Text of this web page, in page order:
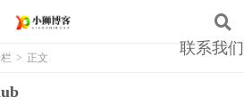
联系我们
> 正文